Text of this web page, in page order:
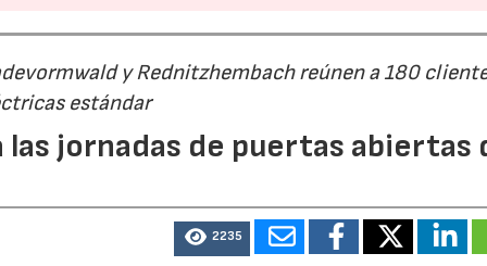
y Rednitzhembach reúnen a 180
estándar
jornadas de puertas abiertas
2235